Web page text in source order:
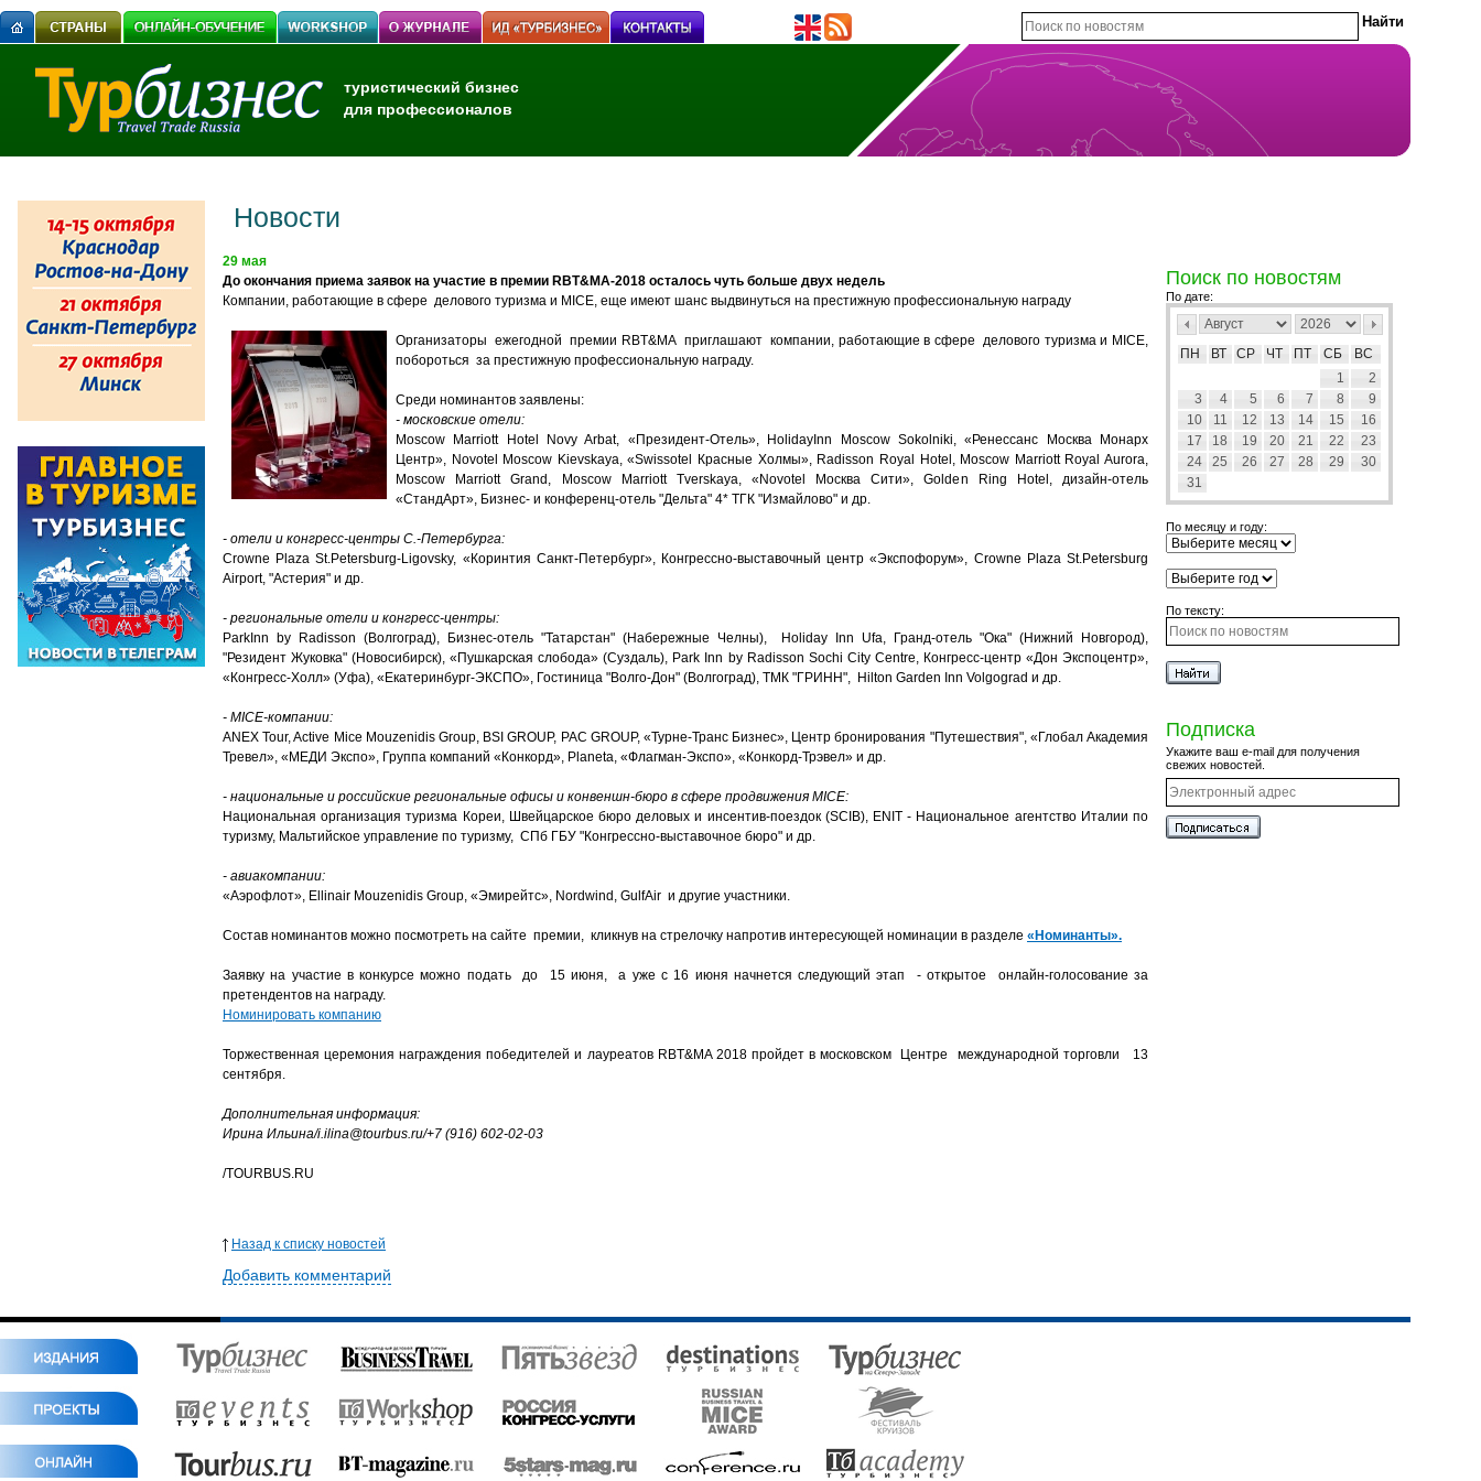
туристический бизнес
для профессионалов
Новости
29 мая
До окончания приема заявок на участие в премии RBT&MA-2018 осталось чуть больше двух недель
Компании, работающие в сфере делового туризма и MICE, еще имеют шанс выдвинуться на престижную профессиональную награду
Организаторы ежегодной премии RBT&MA приглашают компании, работающие в сфере делового туризма и MICE,
побороться за престижную профессиональную награду.
Среди номинантов заявлены:
- московские отели:
Moscow Marriott Hotel Novy Arbat, «Президент-Отель», HolidayInn Moscow Sokolniki, «Ренессанс Москва Монарх
Центр», Novotel Moscow Kievskaya, «Swissotel Красные Холмы», Radisson Royal Hotel, Moscow Marriott Royal Aurora,
Moscow Marriott Grand, Moscow Marriott Tverskaya, «Novotel Москва Сити», Golden Ring Hotel, дизайн-отель
«СтандАрт», Бизнес- и конференц-отель "Дельта" 4* ТГК "Измайлово" и др.
- отели и конгресс-центры С.-Петербурга:
Crowne Plaza St.Petersburg-Ligovsky, «Коринтия Санкт-Петербург», Конгрессно-выставочный центр «Экспофорум», Crowne Plaza St.Petersburg
Airport, "Астерия" и др.
- региональные отели и конгресс-центры:
ParkInn by Radisson (Волгоград), Бизнес-отель "Татарстан" (Набережные Челны), Holiday Inn Ufa, Гранд-отель "Ока" (Нижний Новгород),
"Резидент Жуковка" (Новосибирск), «Пушкарская слобода» (Суздаль), Park Inn by Radisson Sochi City Centre, Конгресс-центр «Дон Экспоцентр»,
«Конгресс-Холл» (Уфа), «Екатеринбург-ЭКСПО», Гостиница "Волго-Дон" (Волгоград), ТМК "ГРИНН", Hilton Garden Inn Volgograd и др.
- MICE-компании:
ANEX Tour, Active Mice Mouzenidis Group, BSI GROUP, PAC GROUP, «Турне-Транс Бизнес», Центр бронирования "Путешествия", «Глобал Академия
Тревел», «МЕДИ Экспо», Группа компаний «Конкорд», Planeta, «Флагман-Экспо», «Конкорд-Трэвел» и др.
- национальные и российские региональные офисы и конвеншн-бюро в сфере продвижения MICE:
Национальная организация туризма Кореи, Швейцарское бюро деловых и инсентив-поездок (SCIB), ENIT - Национальное агентство Италии по
туризму, Мальтийское управление по туризму, СПб ГБУ "Конгрессно-выставочное бюро" и др.
- авиакомпании:
«Аэрофлот», Ellinair Mouzenidis Group, «Эмирейтс», Nordwind, GulfAir и другие участники.
Состав номинантов можно посмотреть на сайте премии, кликнув на стрелочку напротив интересующей номинации в разделе «Номинанты».
Заявку на участие в конкурсе можно подать до 15 июня, а уже с 16 июня начнется следующий этап - открытое онлайн-голосование за
претендентов на награду.
Номинировать компанию
Торжественная церемония награждения победителей и лауреатов RBT&MA 2018 пройдет в московском Центре международной торговли 13
сентября.
Дополнительная информация:
Ирина Ильина/i.ilina@tourbus.ru/+7 (916) 602-02-03
/TOURBUS.RU
Назад к списку новостей
Добавить комментарий
Поиск по новостям
По дате:
ПН ВТ СР ЧТ ПТ СБ
ВС
1
2
3
4 5 6 7 8
9
10
11 12 13 14 15
16
17
18 19 20 21 22
23
24
25 26 27 28 29
30
31
По месяцу и году:
По тексту:
Подписка
Укажите ваш e-mail для получения
свежих новостей.